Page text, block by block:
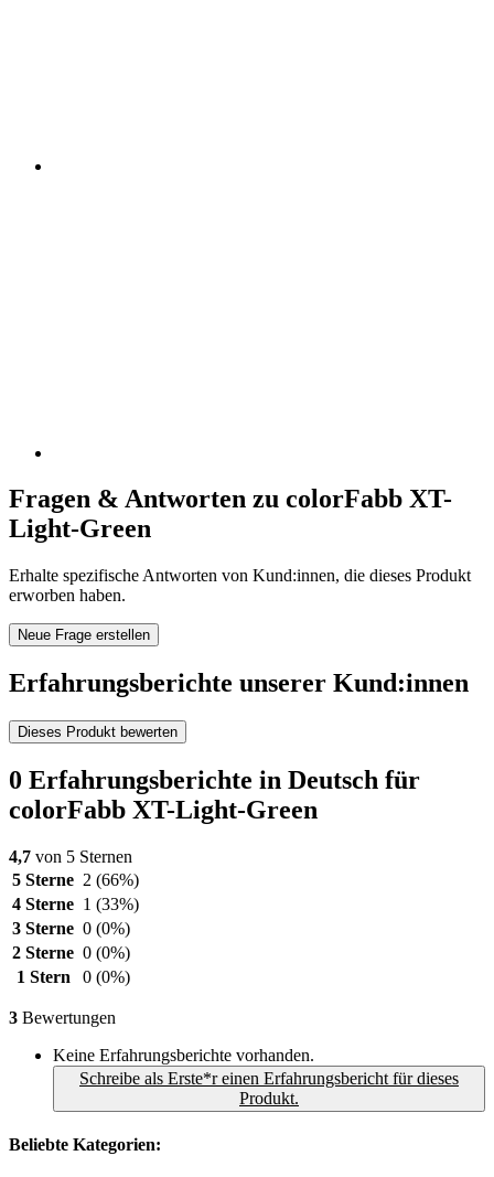
Fragen & Antworten zu colorFabb XT-
Light-Green
Erhalte spezifische Antworten von Kund:innen, die dieses Produkt
erworben haben.
Neue Frage erstellen
Erfahrungsberichte unserer Kund:innen
Dieses Produkt bewerten
0 Erfahrungsberichte in Deutsch für
colorFabb XT-Light-Green
4,7 von 5 Sternen
5 Sterne 2 (66%)
4 Sterne 1 (33%)
3 Sterne 0 (0%)
2 Sterne 0 (0%)
1 Stern
0 (0%)
3 Bewertungen
Keine Erfahrungsberichte vorhanden.
Schreibe als Erste*r einen Erfahrungsbericht für dieses
Produkt.
Beliebte Kategorien: